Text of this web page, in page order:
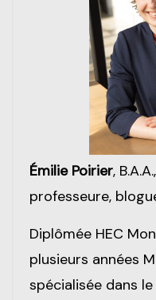
Émilie Poirier,
professeure,
Diplômée HEC
plusieurs années
spécialisée dans